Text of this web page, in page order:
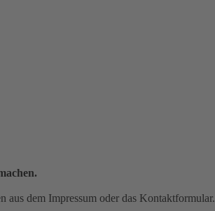
aus dem Impressum oder das Kontaktformular.